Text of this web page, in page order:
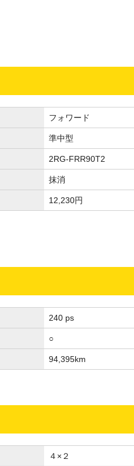
フォワード
準中型
2RG-FRR90T2
抹消
12,230円
240 ps
○
94,395km
４×２